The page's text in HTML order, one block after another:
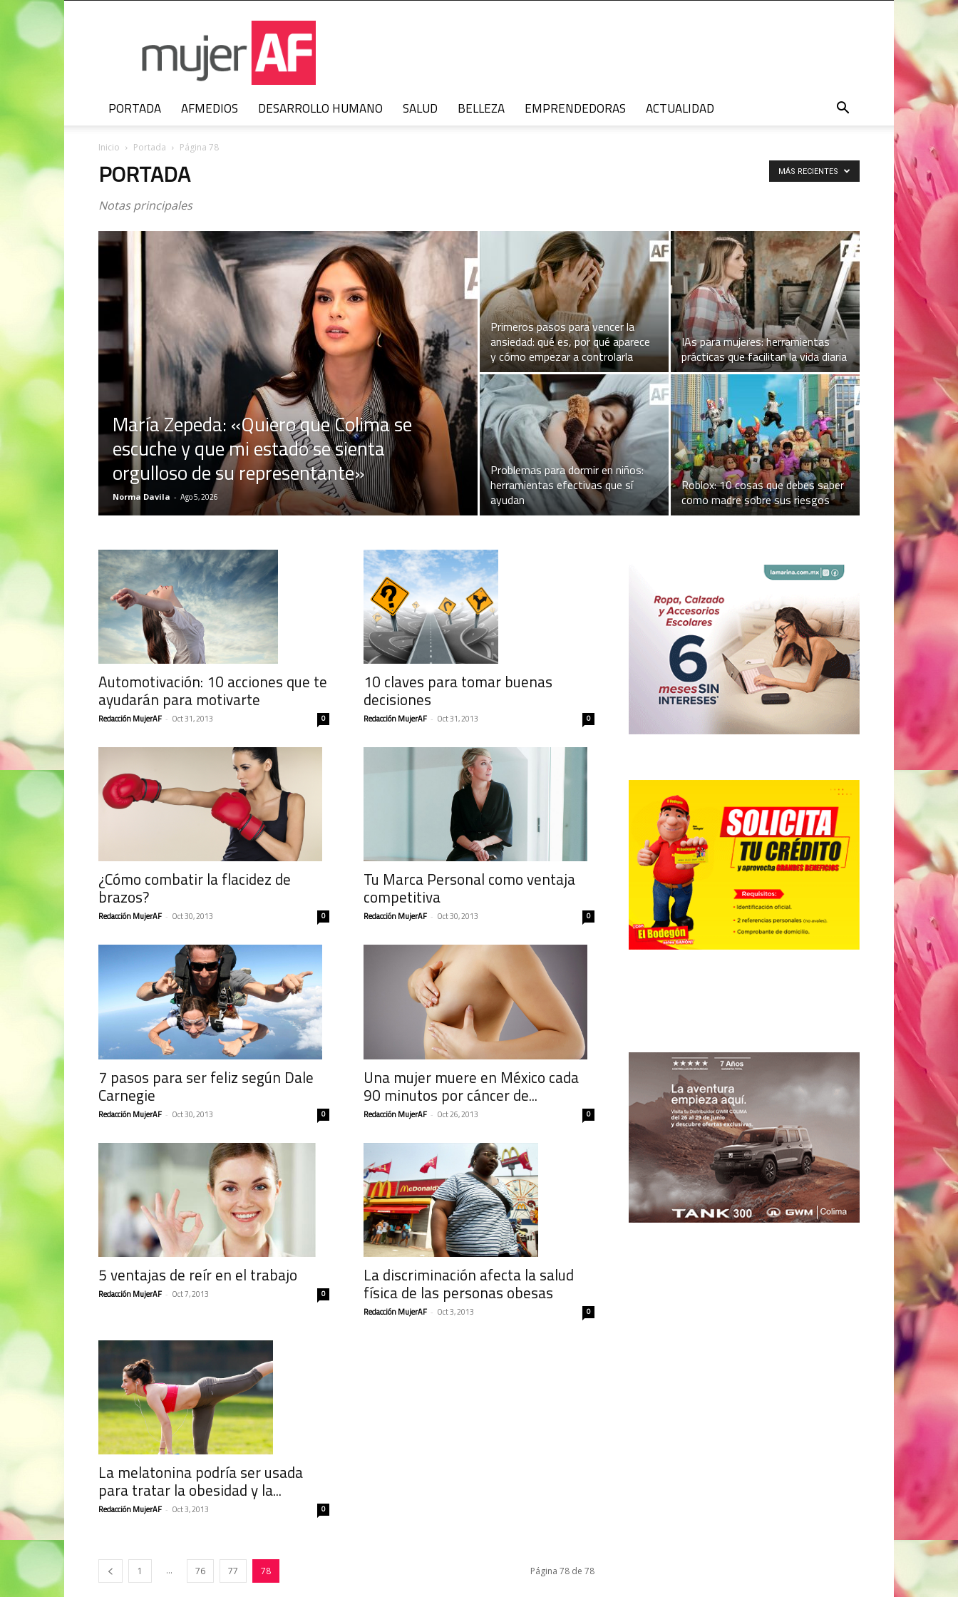
PORTADA AFMEDIOS DESARROLLO HUMANO SALUD BELLEZA EMPRENDEDORAS ACTUALIDAD
Inicio Portada Página 78
PORTADA
Notas principales
MÁS RECIENTES
María Zepeda: «Quiero que Colima se
escuche y que mi estado se sienta
orgulloso de su representante»
Norma Davila - Ago 5, 2026
Primeros pasos para vencer la
ansiedad: qué es, por qué aparece
y cómo empezar a controlarla
IAs para mujeres: herramientas
prácticas que facilitan la vida diaria
Problemas para dormir en niños:
herramientas efectivas que sí
ayudan
Roblox: 10 cosas que debes saber
como madre sobre sus riesgos
Automotivación: 10 acciones que te
ayudarán para motivarte
Redacción MujerAF - Oct 31, 2013 0
10 claves para tomar buenas
decisiones
Redacción MujerAF - Oct 31, 2013 0
¿Cómo combatir la flacidez de
brazos?
Redacción MujerAF - Oct 30, 2013 0
Tu Marca Personal como ventaja
competitiva
Redacción MujerAF - Oct 30, 2013 0
7 pasos para ser feliz según Dale
Carnegie
Redacción MujerAF - Oct 30, 2013 0
Una mujer muere en México cada
90 minutos por cáncer de...
Redacción MujerAF - Oct 26, 2013 0
5 ventajas de reír en el trabajo
Redacción MujerAF - Oct 7, 2013 0
La discriminación afecta la salud
física de las personas obesas
Redacción MujerAF - Oct 3, 2013 0
La melatonina podría ser usada
para tratar la obesidad y la...
Redacción MujerAF - Oct 3, 2013 0
1 ... 76 77 78 Página 78 de 78